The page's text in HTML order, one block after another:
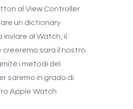
al View Controller
un dictionary
inviare al Watch, il
creeremo sarà il nostro
i metodi del
saremo in grado di
Apple Watch